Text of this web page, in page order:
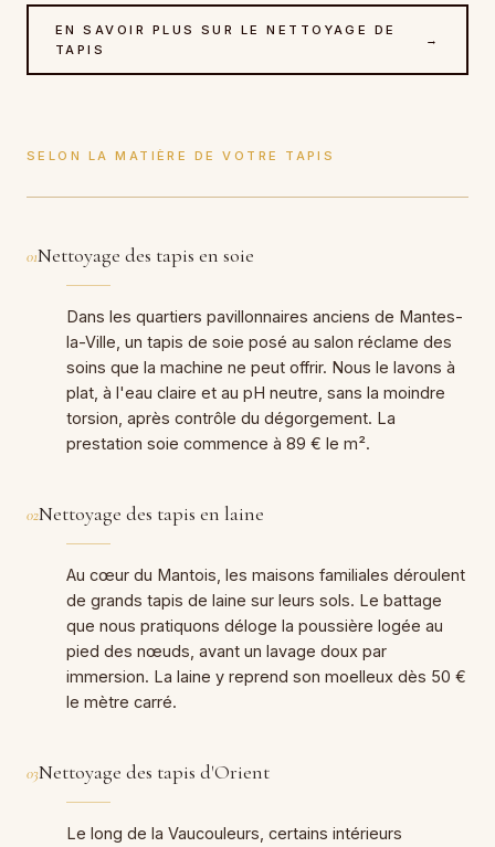
EN SAVOIR PLUS SUR LE NETTOYAGE DE
TAPIS
→
SELON LA MATIÈRE DE VOTRE TAPIS
01Nettoyage des tapis en soie
Dans les quartiers pavillonnaires anciens de Mantes-
la-Ville, un tapis de soie posé au salon réclame des
soins que la machine ne peut offrir. Nous le lavons à
plat, à l'eau claire et au pH neutre, sans la moindre
torsion, après contrôle du dégorgement. La
prestation soie commence à 89 € le m².
02Nettoyage des tapis en laine
Au cœur du Mantois, les maisons familiales déroulent
de grands tapis de laine sur leurs sols. Le battage
que nous pratiquons déloge la poussière logée au
pied des nœuds, avant un lavage doux par
immersion. La laine y reprend son moelleux dès 50 €
le mètre carré.
03Nettoyage des tapis d'Orient
Le long de la Vaucouleurs, certains intérieurs